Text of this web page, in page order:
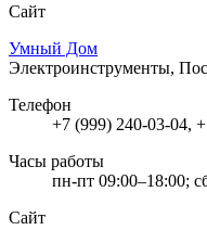
Сайт
Умный Дом
Электроинструменты,
Телефон
+7 (999) 240-03-04,
Часы работы
пн-пт 09:00–18:00;
Сайт